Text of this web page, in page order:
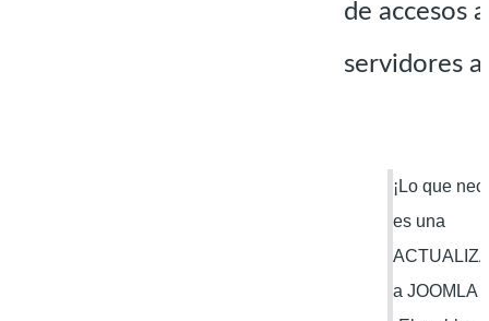
de accesos a
servidores
¡Lo que
es una
a JOOMLA